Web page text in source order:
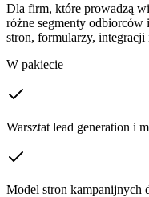
Dla firm, które prowadzą
różne segmenty odbiorców
stron, formularzy, integracji
W pakiecie
Warsztat lead generation i
Model stron kampanijnych